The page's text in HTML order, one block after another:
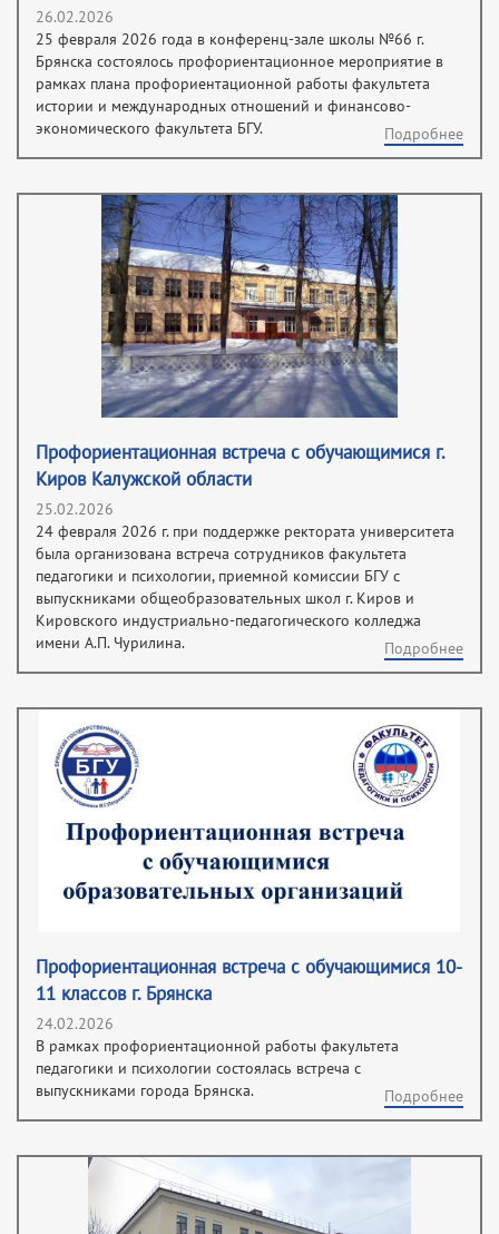
26.02.2026
25 февраля 2026 года в конференц-зале школы №66 г.
Брянска состоялось профориентационное мероприятие в
рамках плана профориентационной работы факультета
истории и международных отношений и финансово-
экономического факультета БГУ.
Подробнее
Профориентационная встреча с обучающимися г.
Киров Калужской области
25.02.2026
24 февраля 2026 г. при поддержке ректората университета
была организована встреча сотрудников факультета
педагогики и психологии, приемной комиссии БГУ с
выпускниками общеобразовательных школ г. Киров и
Кировского индустриально-педагогического колледжа
имени А.П. Чурилина.
Подробнее
Профориентационная встреча с обучающимися 10-
11 классов г. Брянска
24.02.2026
В рамках профориентационной работы факультета
педагогики и психологии состоялась встреча с
выпускниками города Брянска.
Подробнее